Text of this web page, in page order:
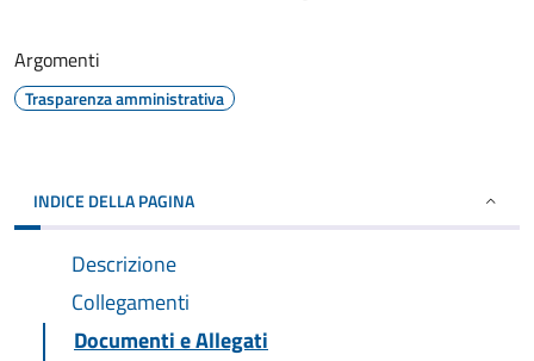
Argomenti
Trasparenza amministrativa
INDICE DELLA PAGINA
Descrizione
Collegamenti
Documenti e Allegati